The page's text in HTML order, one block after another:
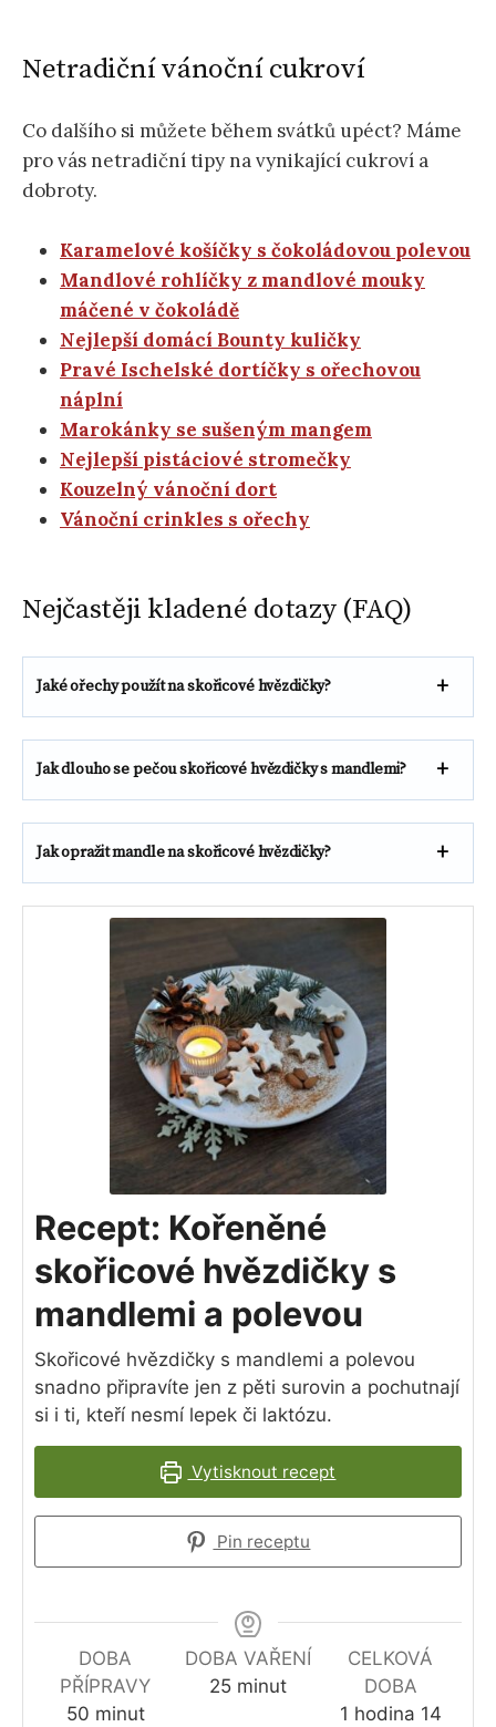
Netradiční vánoční cukroví
Co dalšího si můžete během svátků upéct? Máme
pro vás netradiční tipy na vynikající cukroví a
dobroty.
Karamelové košíčky s čokoládovou polevou
Mandlové rohlíčky z mandlové mouky
máčené v čokoládě
Nejlepší domácí Bounty kuličky
Pravé Ischelské dortíčky s ořechovou
náplní
Marokánky se sušeným mangem
Nejlepší pistáciové stromečky
Kouzelný vánoční dort
Vánoční crinkles s ořechy
Nejčastěji kladené dotazy (FAQ)
Jaké ořechy použít na skořicové hvězdičky?
Jak dlouho se pečou skořicové hvězdičky s mandlemi?
Jak opražit mandle na skořicové hvězdičky?
Recept: Kořeněné
skořicové hvězdičky s
mandlemi a polevou
Skořicové hvězdičky s mandlemi a polevou
snadno připravíte jen z pěti surovin a pochutnají
si i ti, kteří nesmí lepek či laktózu.
Vytisknout recept
Pin receptu
DOBA
PŘÍPRAVY
50minutes
minut
DOBA VAŘENÍ
25minutes
minut
CELKOVÁ
DOBA
1 hour
hodina 14